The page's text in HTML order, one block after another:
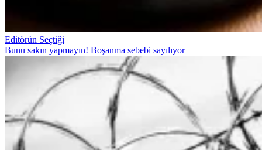
Editörün Seçtiği
Bunu sakın yapmayın! Boşanma sebebi sayılıyor